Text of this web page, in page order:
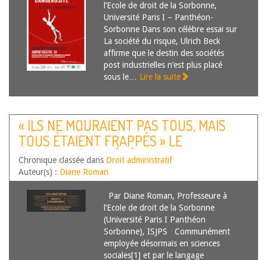
l’Ecole de droit de la Sorbonne,
Université Paris I – Panthéon-
Sorbonne Dans son célèbre essai sur
La société du risque, Ulrich Beck
affirme que le destin des sociétés
post industrielles n’est plus placé
sous le… Lire la suite
« ILS NE MOURAIENT PAS TOUS, MAIS
TOUS ÉTAIENT FRAPPÉS » LE
CORONAVIRUS, RÉVÉLATEUR DES
AMBIGÜITÉS DE L’APPRÉHENSION
JURIDIQUE DE LA VULNÉRABILITÉ
Chronique classée dans Droit administratif
Auteur(s) : Diane Roman
Par Diane Roman, Professeure à
l’Ecole de droit de la Sorbonne
(Université Paris I Panthéon
Sorbonne), ISJPS Communément
employée désormais en sciences
sociales[1] et par le langage